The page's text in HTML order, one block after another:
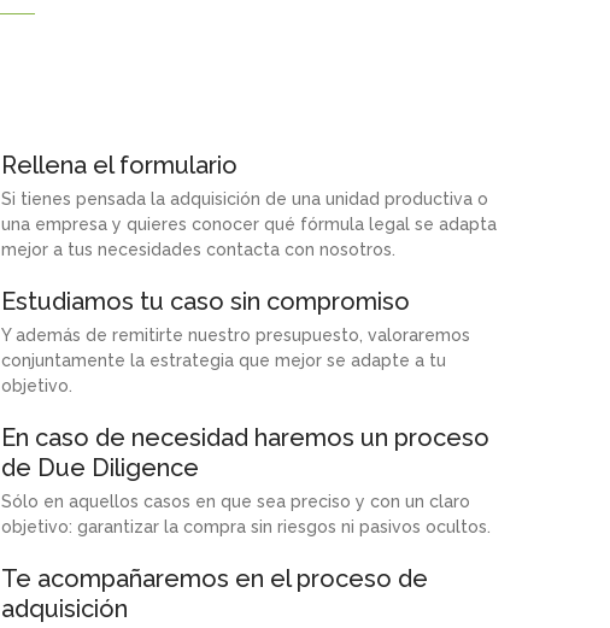
Rellena el formulario
Si tienes pensada la adquisición de una unidad productiva o
una empresa y quieres conocer qué fórmula legal se adapta
mejor a tus necesidades contacta con nosotros.
Estudiamos tu caso sin compromiso
Y además de remitirte nuestro presupuesto, valoraremos
conjuntamente la estrategia que mejor se adapte a tu
objetivo.
En caso de necesidad haremos un proceso
de Due Diligence
Sólo en aquellos casos en que sea preciso y con un claro
objetivo: garantizar la compra sin riesgos ni pasivos ocultos.
Te acompañaremos en el proceso de
adquisición